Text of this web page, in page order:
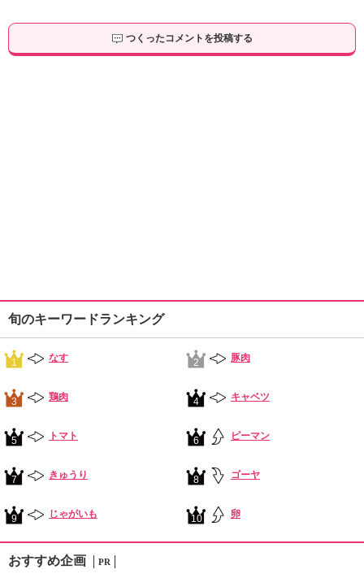
つくったコメントを投稿する
旬のキーワードランキング
1 なす 2 豚肉
3 鶏肉 4 キャベツ
5 トマト 6 ピーマン
7 きゅうり 8 ゴーヤ
9 じゃがいも 10 卵
おすすめ企画 PR